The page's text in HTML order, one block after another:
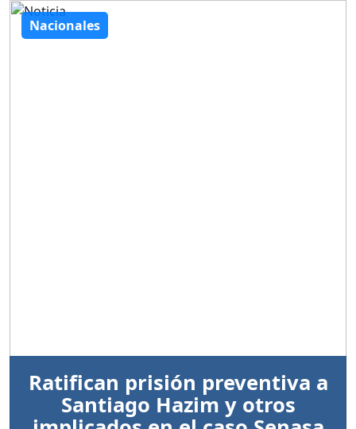
Nacionales
Ratifican prisión preventiva a
Santiago Hazim y otros